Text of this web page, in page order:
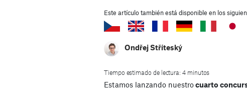
Este artículo también está disponible en los
Ondřej Stříteský
Tiempo estimado de lectura: 4 minutos
Estamos lanzando nuestrocuarto